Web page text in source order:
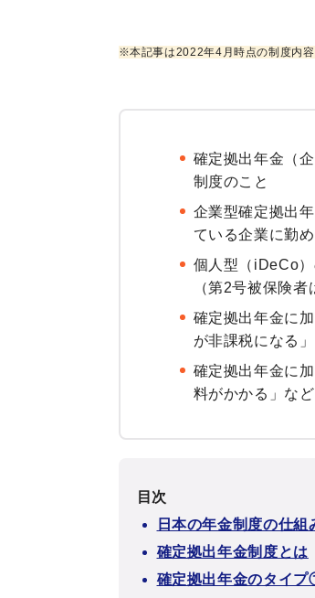
※本記事は2022年4月時点の制度内
確定拠出年金（
制度のこと
企業型確定拠出
ている企業に勤
個人型（iDeCo
（第2号被保険者
確定拠出年金に
が非課税になる
確定拠出年金に
料がかかる」など
目次
日本の年金制度の仕組
確定拠出年金制度とは
確定拠出年金のタイプ